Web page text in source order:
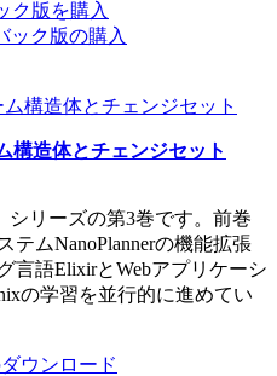
ク版を購入
ック版の購入
造体とチェンジセット
シリーズの第3巻です。前巻
テムNanoPlannerの機能拡張
言語ElixirとWebアプリケーシ
の学習を並行的に進めてい
ウンロード